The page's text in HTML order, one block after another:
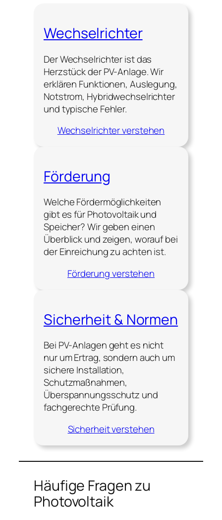
Wechselrichter
Der Wechselrichter ist das
Herzstück der PV-Anlage. Wir
erklären Funktionen, Auslegung,
Notstrom, Hybridwechselrichter
und typische Fehler.
Wechselrichter verstehen
Förderung
Welche Fördermöglichkeiten
gibt es für Photovoltaik und
Speicher? Wir geben einen
Überblick und zeigen, worauf bei
der Einreichung zu achten ist.
Förderung verstehen
Sicherheit & Normen
Bei PV-Anlagen geht es nicht
nur um Ertrag, sondern auch um
sichere Installation,
Schutzmaßnahmen,
Überspannungsschutz und
fachgerechte Prüfung.
Sicherheit verstehen
Häufige Fragen zu
Photovoltaik